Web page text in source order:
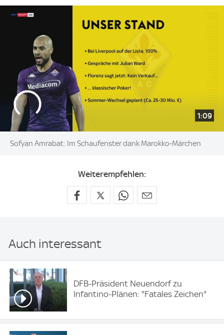
1:09
Sofyan Amrabat: Im Schaufenster dank Marokko-Märchen
Weiterempfehlen:
Auch interessant
DFB-Präsident Neuendorf zu
Infantino-Plänen: "Fatales Zeichen"